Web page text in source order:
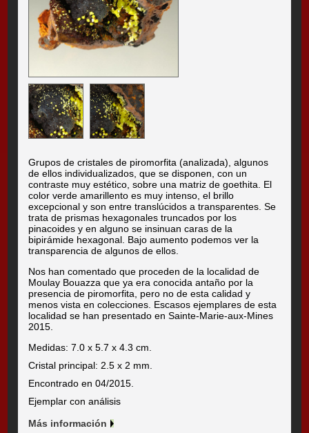
Grupos de cristales de piromorfita (analizada), algunos
de ellos individualizados, que se disponen, con un
contraste muy estético, sobre una matriz de goethita. El
color verde amarillento es muy intenso, el brillo
excepcional y son entre translúcidos a transparentes. Se
trata de prismas hexagonales truncados por los
pinacoides y en alguno se insinuan caras de la
bipirámide hexagonal. Bajo aumento podemos ver la
transparencia de algunos de ellos.
Nos han comentado que proceden de la localidad de
Moulay Bouazza que ya era conocida antaño por la
presencia de piromorfita, pero no de esta calidad y
menos vista en colecciones. Escasos ejemplares de esta
localidad se han presentado en Sainte-Marie-aux-Mines
2015.
Medidas: 7.0 x 5.7 x 4.3 cm.
Cristal principal: 2.5 x 2 mm.
Encontrado en 04/2015.
Ejemplar con análisis
Más información